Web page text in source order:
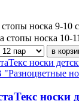
носка 9-10
стопы носка 10-
носки